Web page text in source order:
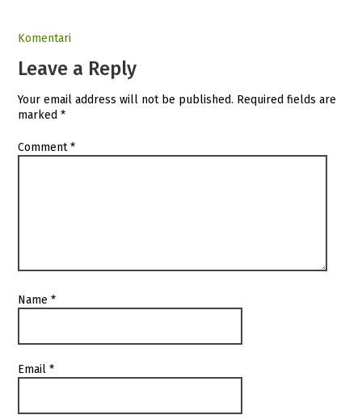
Komentari
Leave a Reply
Your email address will not be published. Required fields are
marked*
Comment*
Name*
Email*